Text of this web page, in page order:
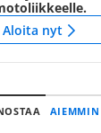
Aloita nyt
AIEMMIN